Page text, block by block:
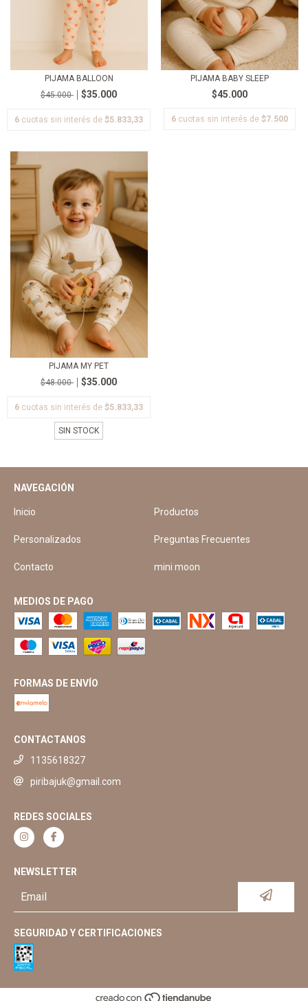
PIJAMA BALLOON
$45.000
$35.000
6 cuotas sin interés de $5.833,33
PIJAMA BABY SLEEP
$45.000
6 cuotas sin interés de $7.500
PIJAMA MY PET
$48.000
$35.000
6 cuotas sin interés de $5.833,33
SIN STOCK
NAVEGACIÓN
Inicio Productos
Personalizados Preguntas Frecuentes
Contacto mini moon
MEDIOS DE PAGO
FORMAS DE ENVÍO
CONTACTANOS
1135618327
piribajuk@gmail.com
REDES SOCIALES
NEWSLETTER
SEGURIDAD Y CERTIFICACIONES